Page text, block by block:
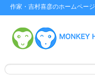
作家・吉村喜彦のホームページ